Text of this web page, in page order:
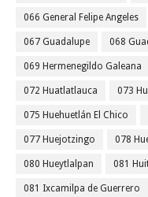
066 General Felipe Angeles
067 Guadalupe 068
069 Hermenegildo Galeana
072 Huatlatlauca 073
075 Huehuetlán El Chico
077 Huejotzingo 078
080 Hueytlalpan 081
081 Ixcamilpa de Guerrero